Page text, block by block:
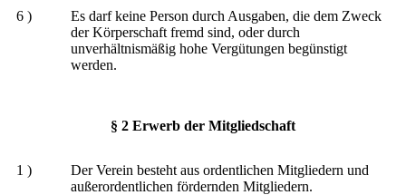
6 )
Es darf keine Person durch Ausgaben, die dem Zweck
der Körperschaft fremd sind, oder durch
unverhältnismäßig hohe Vergütungen begünstigt
werden.
§ 2 Erwerb der Mitgliedschaft
1 )
Der Verein besteht aus ordentlichen Mitgliedern und
außerordentlichen fördernden Mitgliedern.